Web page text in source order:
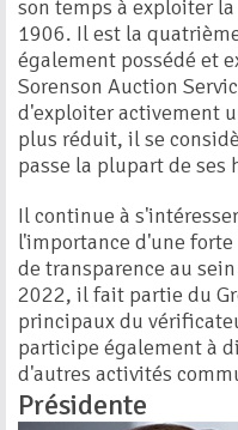
son temps à exploiter
1906. Il est la
également possédé et
Sorenson Auction
d'exploiter activement
plus réduit, il se
passe la plupart de ses
Il continue à
l'importance d'une
de transparence au
2022, il fait partie du
principaux du
participe également à
d'autres activités
Présidente